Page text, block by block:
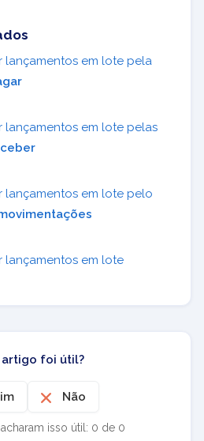
lançamentos em lote pela
lançamentos em lote pelas
lançamentos em lote pelo
lançamentos em lote
artigo foi útil?
Não
isso útil: 0 de 0